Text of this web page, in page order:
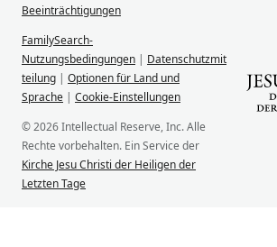
Beeinträchtigungen
FamilySearch-
Nutzungsbedingungen | Datenschutzmit
teilung | Optionen für Land und
Sprache | Cookie-Einstellungen
© 2026 Intellectual Reserve, Inc. Alle
Rechte vorbehalten. Ein Service der
Kirche Jesu Christi der Heiligen der
Letzten Tage